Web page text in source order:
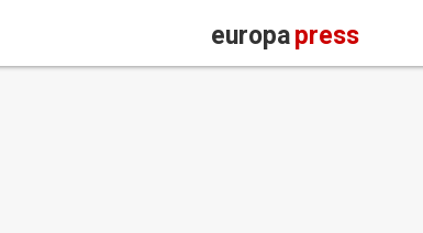
europapress